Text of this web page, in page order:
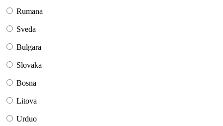
Rumana
Sveda
Bulgara
Slovaka
Bosna
Litova
Urduo